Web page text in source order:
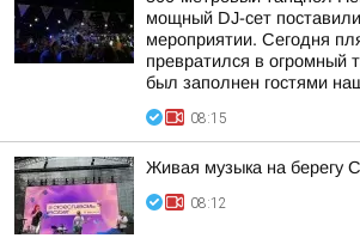
мощный DJ-сет
мероприятии. Сегодня
превратился в огромный
был заполнен гостями
08:15
Живая музыка на берегу
08:12